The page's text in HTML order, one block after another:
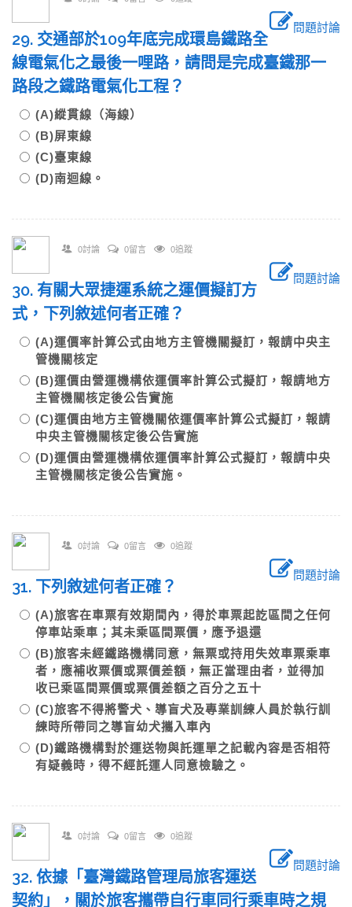
問題討論
29. 交通部於109年底完成環島鐵路全
線電氣化之最後一哩路，請問是完成臺鐵那一
路段之鐵路電氣化工程？
(A)縱貫線（海線）
(B)屏東線
(C)臺東線
(D)南迴線。
0討論 0留言 0追蹤
問題討論
30. 有關大眾捷運系統之運價擬訂方
式，下列敘述何者正確？
(A)運價率計算公式由地方主管機關擬訂，報請中央主
管機關核定
(B)運價由營運機構依運價率計算公式擬訂，報請地方
主管機關核定後公告實施
(C)運價由地方主管機關依運價率計算公式擬訂，報請
中央主管機關核定後公告實施
(D)運價由營運機構依運價率計算公式擬訂，報請中央
主管機關核定後公告實施。
0討論 0留言 0追蹤
問題討論
31. 下列敘述何者正確？
(A)旅客在車票有效期間內，得於車票起訖區間之任何
停車站乘車；其未乘區間票價，應予退還
(B)旅客未經鐵路機構同意，無票或持用失效車票乘車
者，應補收票價或票價差額，無正當理由者，並得加
收已乘區間票價或票價差額之百分之五十
(C)旅客不得將警犬、導盲犬及專業訓練人員於執行訓
練時所帶同之導盲幼犬攜入車內
(D)鐵路機構對於運送物與託運單之記載內容是否相符
有疑義時，得不經託運人同意檢驗之。
0討論 0留言 0追蹤
問題討論
32. 依據「臺灣鐵路管理局旅客運送
契約」，關於旅客攜帶自行車同行乘車時之規